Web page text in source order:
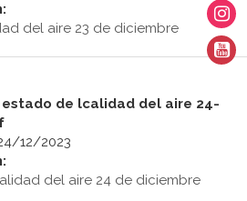
del aire 23 de diciembre
de lcalidad del aire 24-
12/2023
del aire 24 de diciembre